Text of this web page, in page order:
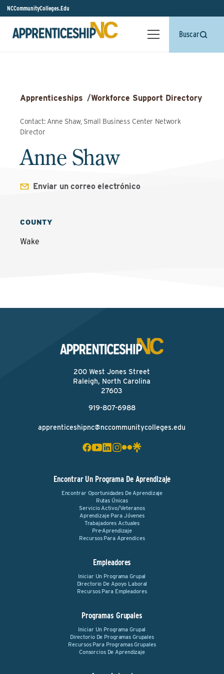
NCCommunityColleges.Edu
Buscar
Apprenticeships /Workforce Support Directory
Contact: Anne Shaw, Small Business Center Network
Director
Anne Shaw
Enviar un correo electrónico
COUNTY
Wake
200 West Jones Street
Raleigh, North Carolina
27603
919-807-6988
apprenticeshipnc@nccommunitycolleges.edu
Encontrar Un Programa De Aprendizaje
Encontrar Oportunidades De Aprendizaje
Rutas Únicas
Servicio Activo/Veteranos
Aprendizaje Para Jóvenes
Trabajadores Actuales
Pre-Aprendizaje
Recursos Para Aprendices
Empleadores
Iniciar Un Programa Grupal
Directorio De Apoyo Laboral
Recursos Para Empleadores
Programas Grupales
Iniciar Un Programa Grupal
Directorio De Programas Grupales
Recursos Para Programas Grupales
Consorcios De Aprendizaje